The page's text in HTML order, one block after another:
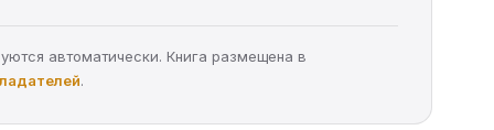
автоматически. Книга размещена в
.